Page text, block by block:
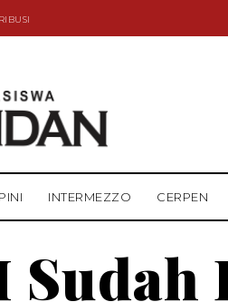
INTERMEZZO CERPEN